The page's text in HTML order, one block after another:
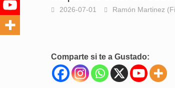
2026-07-01 Ramón Martinez
Comparte si te a Gustado: